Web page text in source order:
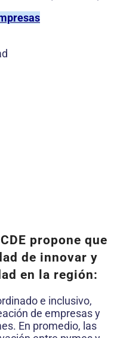
propone que
de innovar y
en la región:
e inclusivo,
de empresas y
En promedio, las